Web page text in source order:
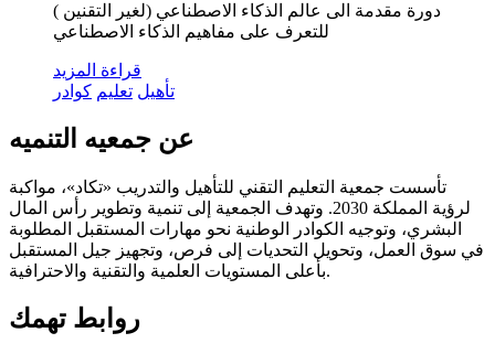
دورة مقدمة الى عالم الذكاء الاصطناعي (لغير التقنين )
للتعرف على مفاهيم الذكاء الاصطناعي
قراءة المزيد
تأهيل تعليم كوادر
عن جمعيه التنميه
تأسست جمعية التعليم التقني للتأهيل والتدريب «تكاد»، مواكبة
لرؤية المملكة 2030. وتهدف الجمعية إلى تنمية وتطوير رأس المال
البشري، وتوجيه الكوادر الوطنية نحو مهارات المستقبل المطلوبة
في سوق العمل، وتحويل التحديات إلى فرص، وتجهيز جيل المستقبل
بأعلى المستويات العلمية والتقنية والاحترافية.
روابط تهمك